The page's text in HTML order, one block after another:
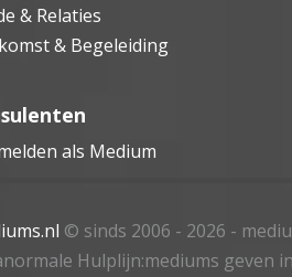
& Relaties
& Begeleiding
als Medium
© sinds 2006 - 2026 -
Hulplijn:mediums geven